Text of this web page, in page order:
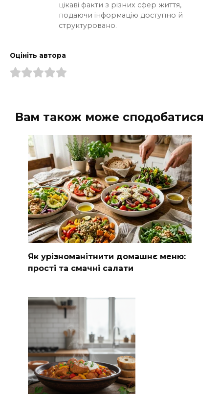
цікаві факти з різних сфер життя,
подаючи інформацію доступно й
структуровано.
Оцініть автора
Вам також може сподобатися
Як урізноманітнити домашнє меню:
прості та смачні салати